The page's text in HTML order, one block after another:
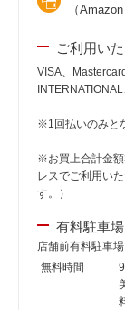
（Amazon
ご利用い
VISA、
※1回払いのみと
※お買上合計金額
レスでご利用い
す。）
有料駐車場
店舗前有料駐車
無料時間